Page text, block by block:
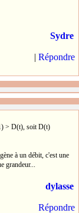
Sydre
| Répondre
> D(t), soit D(t)
à un débit, c'est une
dylasse
Répondre